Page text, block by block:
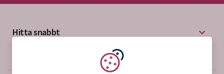
Hitta snabbt
Mer på vårdgivarwebben
Vi använder kakor